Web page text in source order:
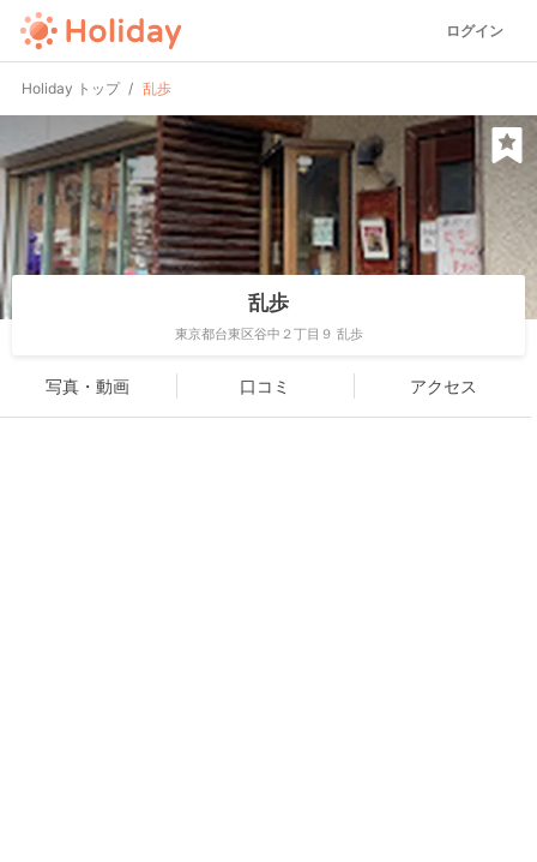
ログイン
Holiday トップ 乱歩
乱歩
東京都台東区谷中２丁目９ 乱歩
写真・動画 口コミ アクセス